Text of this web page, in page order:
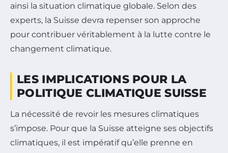
ainsi la situation climatique globale. Selon des
experts, la Suisse devra repenser son approche
pour contribuer véritablement à la lutte contre le
changement climatique.
LES IMPLICATIONS POUR LA
POLITIQUE CLIMATIQUE SUISSE
La nécessité de revoir les mesures climatiques
s’impose. Pour que la Suisse atteigne ses objectifs
climatiques, il est impératif qu’elle prenne en